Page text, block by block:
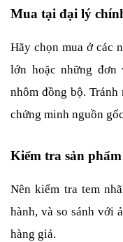
Mua tại đại lý
Hãy chọn mua ở các
lớn hoặc những đơn
nhôm đồng bộ.
chứng minh nguồn
Kiểm tra sản
Nên kiểm tra tem
hành, và so sánh với
hàng giả.